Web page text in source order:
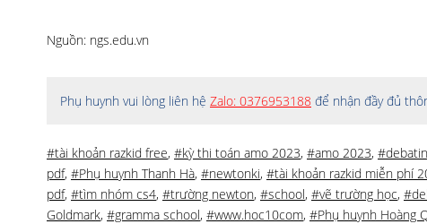
Nguồn: ngs.edu.vn
Phụ huynh vui lòng liên hệ Zalo: 0376953188 để nhận đầy đủ
#tài khoản razkid free, #kỳ thi toán amo 2023, #amo 2023,
pdf, #Phụ huynh Thanh Hà, #newtonki, #tài khoản razkid miễn phí
pdf, #tìm nhóm cs4, #trường newton, #school, #vẽ trường học,
Goldmark, #gramma school, #www.hoc10com, #Phụ huynh Hoàng